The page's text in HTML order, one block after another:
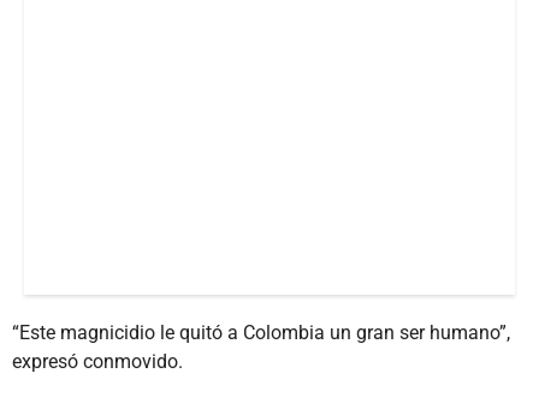
“Este magnicidio le quitó a Colombia un gran ser humano”,
expresó conmovido.